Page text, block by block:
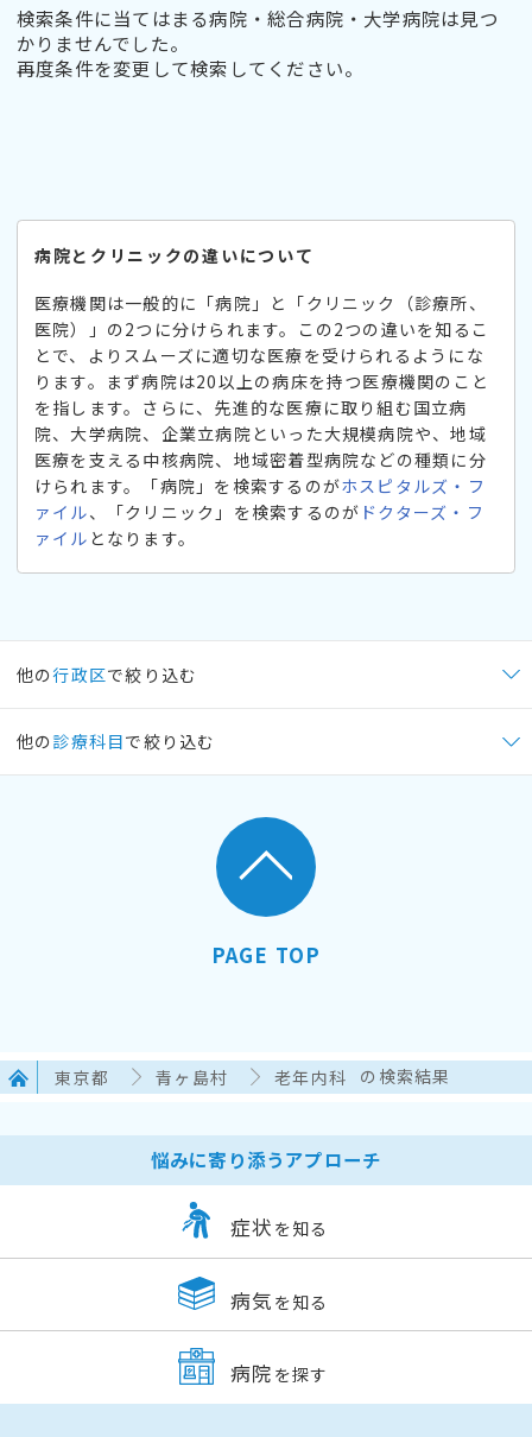
検索条件に当てはまる病院・総合病院・大学病院は見つ
かりませんでした。
再度条件を変更して検索してください。
病院とクリニックの違いについて
医療機関は一般的に「病院」と「クリニック（診療所、
医院）」の2つに分けられます。この2つの違いを知るこ
とで、よりスムーズに適切な医療を受けられるようにな
ります。まず病院は20以上の病床を持つ医療機関のこと
を指します。さらに、先進的な医療に取り組む国立病
院、大学病院、企業立病院といった大規模病院や、地域
医療を支える中核病院、地域密着型病院などの種類に分
けられます。「病院」を検索するのがホスピタルズ・フ
ァイル、「クリニック」を検索するのが ドクターズ・フ
ァイル となります。
他の行政区で絞り込む
他の 診療科目で絞り込む
PAGE TOP
東京都 青ヶ島村 老年内科 の検索結果
悩みに寄り添うアプローチ
症状 を知る
病気 を知る
病院 を探す